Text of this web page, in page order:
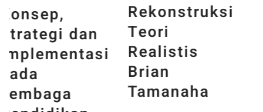
Rekonstruksi
Teori
Realistis
Brian
Tamanaha
sebagai
Material
Konstruksi
Ramah
Lingkungan